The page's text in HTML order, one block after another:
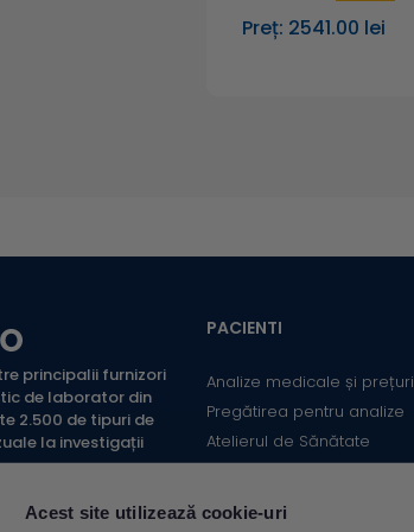
Acest site utilizează cookie-uri
Preț: 2541.00 lei
principalii furnizori
de laborator din
2.500 de tipuri de
la investigații
PACIENTI
Analize medicale și prețuri
Pregătirea pentru analize
Atelierul de Sănătate
Informații utile
Locații